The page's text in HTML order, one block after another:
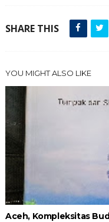
SHARE THIS
YOU MIGHT ALSO LIKE
Aceh, Kompleksitas